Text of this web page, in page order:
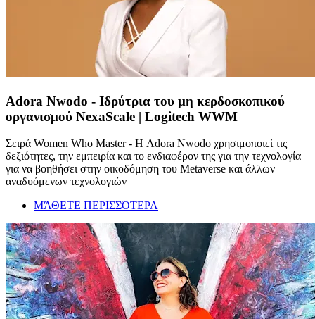
Adora Nwodo - Ιδρύτρια του μη κερδοσκοπικού
οργανισμού NexaScale | Logitech WWM
Σειρά Women Who Master - Η Adora Nwodo χρησιμοποιεί τις
δεξιότητες, την εμπειρία και το ενδιαφέρον της για την τεχνολογία
για να βοηθήσει στην οικοδόμηση του Metaverse και άλλων
αναδυόμενων τεχνολογιών
ΜΆΘΕΤΕ ΠΕΡΙΣΣΌΤΕΡΑ